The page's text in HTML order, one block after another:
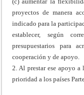
proyectos de manera
indicado para la
establecer, según
presupuestarios para
cooperación y de apoyo.
2. Al prestar ese apoyo a
prioridad a los países